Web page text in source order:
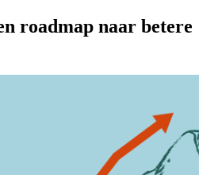
roadmap naar betere